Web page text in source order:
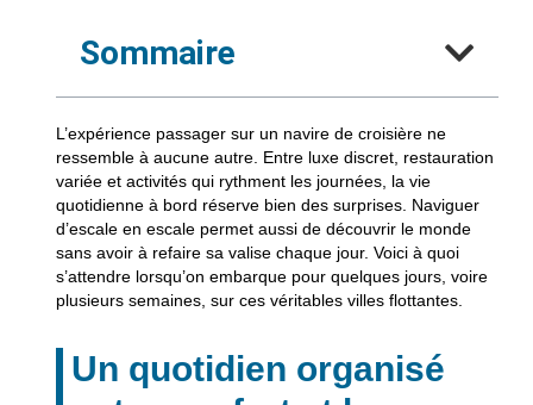
Sommaire
L’expérience passagersur un navire de croisièrene
ressemble à aucune autre. Entre luxe discret, restauration
variéeet activités qui rythment les journées, la vie
quotidienne à bord réserve bien des surprises. Naviguer
d’escale en escalepermet aussi de découvrir le monde
sans avoir à refaire sa valise chaque jour. Voici à quoi
s’attendre lorsqu’on embarque pour quelques jours, voire
plusieurs semaines, sur ces véritables villes flottantes.
Un quotidien organisé